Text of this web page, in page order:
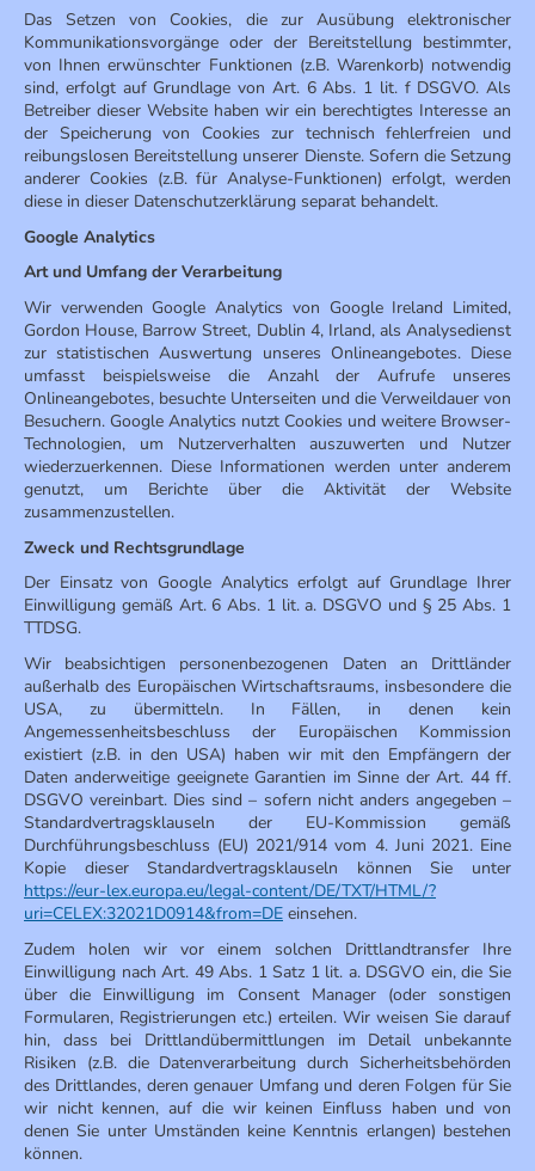
Das Setzen von Cookies, die zur Ausübung elektronischer
Kommunikationsvorgänge oder der Bereitstellung bestimmter,
von Ihnen erwünschter Funktionen (z.B. Warenkorb) notwendig
sind, erfolgt auf Grundlage von Art. 6 Abs. 1 lit. f DSGVO. Als
Betreiber dieser Website haben wir ein berechtigtes Interesse an
der Speicherung von Cookies zur technisch fehlerfreien und
reibungslosen Bereitstellung unserer Dienste. Sofern die Setzung
anderer Cookies (z.B. für Analyse-Funktionen) erfolgt, werden
diese in dieser Datenschutzerklärung separat behandelt.
Google Analytics
Art und Umfang der Verarbeitung
Wir verwenden Google Analytics von Google Ireland Limited,
Gordon House, Barrow Street, Dublin 4, Irland, als Analysedienst
zur statistischen Auswertung unseres Onlineangebotes. Diese
umfasst beispielsweise die Anzahl der Aufrufe unseres
Onlineangebotes, besuchte Unterseiten und die Verweildauer von
Besuchern. Google Analytics nutzt Cookies und weitere Browser-
Technologien, um Nutzerverhalten auszuwerten und Nutzer
wiederzuerkennen. Diese Informationen werden unter anderem
genutzt, um Berichte über die Aktivität der Website
zusammenzustellen.
Zweck und Rechtsgrundlage
Der Einsatz von Google Analytics erfolgt auf Grundlage Ihrer
Einwilligung gemäß Art. 6 Abs. 1 lit. a. DSGVO und § 25 Abs. 1
TTDSG.
Wir beabsichtigen personenbezogenen Daten an Drittländer
außerhalb des Europäischen Wirtschaftsraums, insbesondere die
USA, zu übermitteln. In Fällen, in denen kein
Angemessenheitsbeschluss der Europäischen Kommission
existiert (z.B. in den USA) haben wir mit den Empfängern der
Daten anderweitige geeignete Garantien im Sinne der Art. 44 ff.
DSGVO vereinbart. Dies sind – sofern nicht anders angegeben –
Standardvertragsklauseln der EU-Kommission gemäß
Durchführungsbeschluss (EU) 2021/914 vom 4. Juni 2021. Eine
Kopie dieser Standardvertragsklauseln können Sie unter
https://eur-lex.europa.eu/legal-content/DE/TXT/HTML/?
uri=CELEX:32021D0914&from=DE einsehen.
Zudem holen wir vor einem solchen Drittlandtransfer Ihre
Einwilligung nach Art. 49 Abs. 1 Satz 1 lit. a. DSGVO ein, die Sie
über die Einwilligung im Consent Manager (oder sonstigen
Formularen, Registrierungen etc.) erteilen. Wir weisen Sie darauf
hin, dass bei Drittlandübermittlungen im Detail unbekannte
Risiken (z.B. die Datenverarbeitung durch Sicherheitsbehörden
des Drittlandes, deren genauer Umfang und deren Folgen für Sie
wir nicht kennen, auf die wir keinen Einfluss haben und von
denen Sie unter Umständen keine Kenntnis erlangen) bestehen
können.